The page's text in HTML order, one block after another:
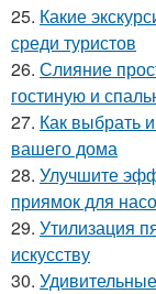
25. Какие
среди туристов
26. Слияние
гостиную и
27. Как выбрать
вашего дома
28. Улучшите
приямок для
29. Утилизация
искусству
30.